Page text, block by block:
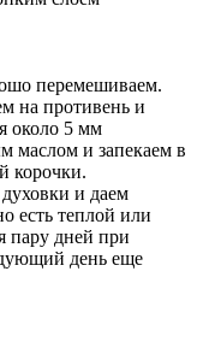
перемешиваем.
на противень и
около 5 мм
маслом и запекаем в
корочки.
и даем
есть теплой или
пару дней при
день еще